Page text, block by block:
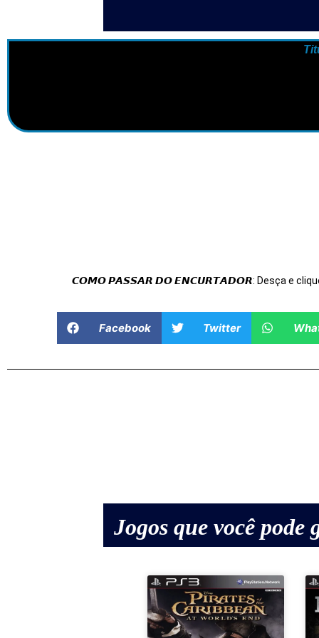
𝘾𝙊𝙈𝙊 𝙋𝘼𝙎𝙎𝘼𝙍 𝘿𝙊 𝙀𝙉𝘾𝙐𝙍𝙏𝘼𝘿𝙊𝙍: Desça e clique
Facebook Twitter
Jogos que você pode